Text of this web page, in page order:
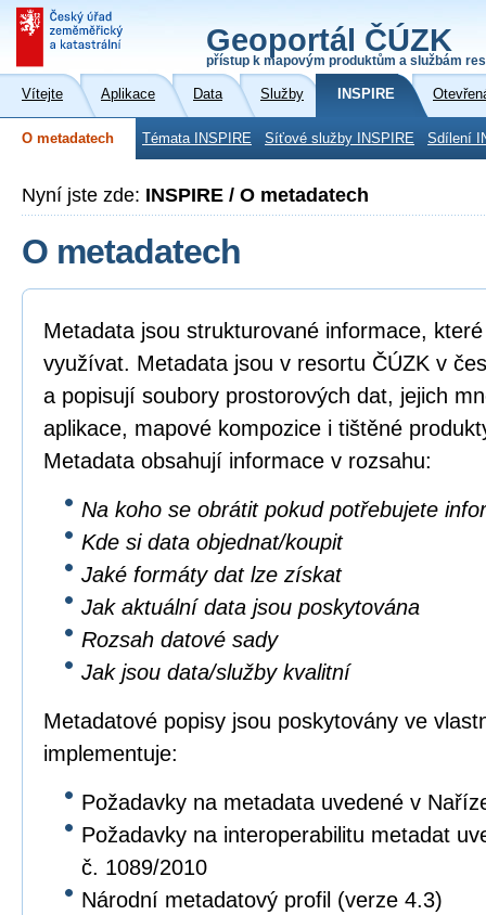
Geoportál ČÚZK
přístup k mapovým produktům a službám
Vítejte Aplikace Data Služby INSPIRE
O metadatech Témata INSPIRE Síťové služby INSPIRE Sdílení
Nyní jste zde: INSPIRE / O metadatech
O metadatech
Metadata jsou strukturované informace,
využívat. Metadata jsou v resortu ČÚZK v
a popisují soubory prostorových dat, jejich
aplikace, mapové kompozice i tištěné
Metadata obsahují informace v rozsahu:
Na koho se obrátit pokud potřebujete
Kde si data objednat/koupit
Jaké formáty dat lze získat
Jak aktuální data jsou poskytována
Rozsah datové sady
Jak jsou data/služby kvalitní
Metadatové popisy jsou poskytovány ve
implementuje:
Požadavky na metadata uvedené v
Požadavky na interoperabilitu metadat
č. 1089/2010
Národní metadatový profil (verze 4.3)